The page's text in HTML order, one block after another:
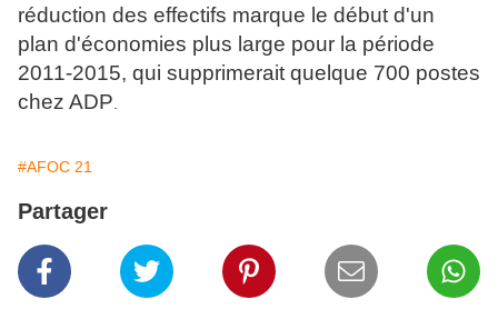
réduction des effectifs marque le début d'un
plan d'économies plus large pour la période
2011-2015, qui supprimerait quelque 700 postes
chez ADP
#AFOC 21
Partager